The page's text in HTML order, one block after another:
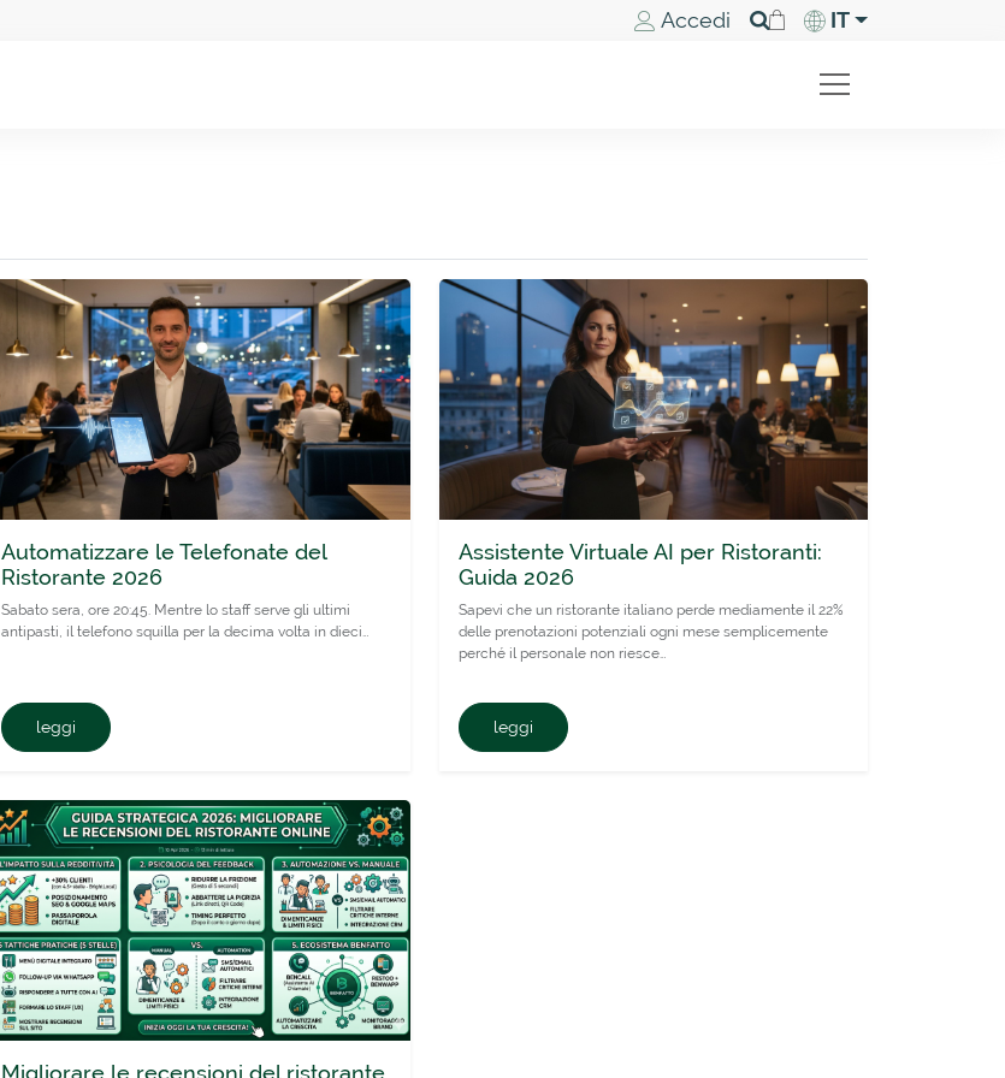
Accedi IT
Automatizzare le Telefonate del
Ristorante 2026
Sabato sera, ore 20:45. Mentre lo staff serve gli ultimi
antipasti, il telefono squilla per la decima volta in dieci…
leggi
Assistente Virtuale AI per Ristoranti:
Guida 2026
Sapevi che un ristorante italiano perde mediamente il 22%
delle prenotazioni potenziali ogni mese semplicemente
perché il personale non riesce…
leggi